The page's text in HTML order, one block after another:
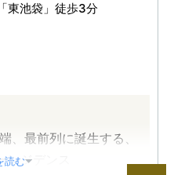
東池袋」徒歩3分
、最前列に誕生する、
レジデンス
読む